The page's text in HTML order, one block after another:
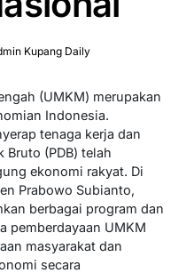
Kupang Daily
(UMKM) merupakan
Indonesia.
tenaga kerja dan
Bruto (PDB) telah
ekonomi rakyat. Di
Prabowo Subianto,
berbagai program dan
pemberdayaan UMKM
masyarakat dan
secara